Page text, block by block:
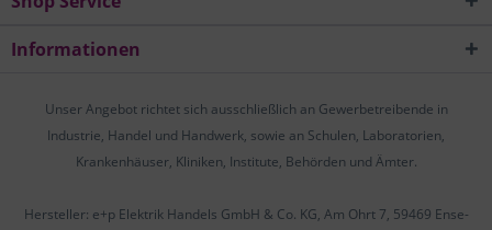
Informationen
Unser Angebot richtet sich ausschließlich an Gewerbetreibende in
Industrie, Handel und Handwerk, sowie an Schulen, Laboratorien,
Krankenhäuser, Kliniken, Institute, Behörden und Ämter.
Hersteller: e+p Elektrik Handels GmbH & Co. KG, Am Ohrt 7, 59469 Ense-